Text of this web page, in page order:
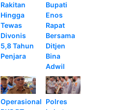
Rakitan
Hingga
Tewas
Divonis
5,8 Tahun
Penjara
Bupati
Enos
Rapat
Bersama
Ditjen
Bina
Adwil
Operasional Polres